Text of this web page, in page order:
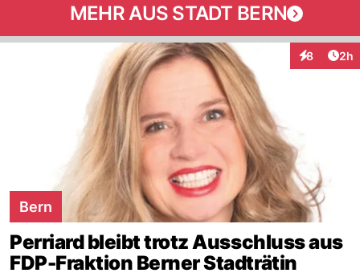
MEHR AUS STADT BERN
8 2h
Bern
Perriard bleibt trotz Ausschluss aus
FDP-Fraktion Berner Stadträtin